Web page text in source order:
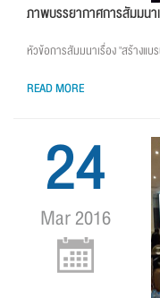
ภาพบรรยากาศการสัมมนา
หัวข้อการสัมมนาเรื่อง "สร้างแบ
READ MORE
24
Mar 2016